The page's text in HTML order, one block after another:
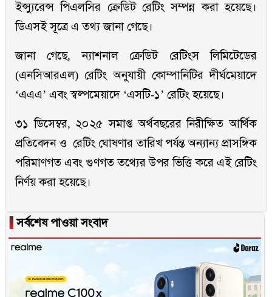
ইন্স্যুরেন্স পিএলসির ক্রেডিট রেটিং সম্পন্ন করা হয়েছে।
ডিএসই সূত্রে এ তথ্য জানা গেছে।
জানা গেছে, ন্যাশনাল ক্রেডিট রেটিংস লিমিটেডের
(এনসিআরএল) রেটিং অনুযায়ী কোম্পানিটির দীর্ঘমেয়াদে
‘এএএ’ এবং স্বল্পমেয়াদে ‘এসটি-১’ রেটিং হয়েছে।
৩১ ডিসেম্বর, ২০২৫ সমাপ্ত অর্থবছরের নিরীক্ষিত আর্থিক
প্রতিবেদন ও রেটিং ঘোষণার তারিখ পর্যন্ত অন্যান্য প্রাসঙ্গিক
পরিমাণগত এবং গুণগত তথ্যের উপর ভিত্তি করে এই রেটিং
নির্ণয় করা হয়েছে।
▐সর্বশেষ পাওয়া সংবাদ